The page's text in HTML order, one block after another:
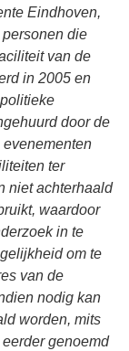
Eindhoven,
die
van de
in 2005 en
door de
ter
niet achterhaald
waardoor
in te
om te
van de
nodig kan
worden, mits
genoemd